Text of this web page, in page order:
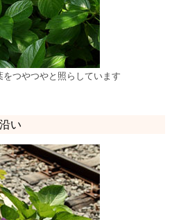
つやつやと照らしています
い